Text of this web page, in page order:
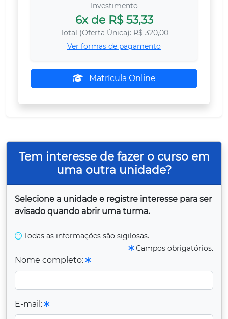
Investimento
6x de R$ 53,33
Total (Oferta Única): R$ 320,00
Ver formas de pagamento
Matrícula Online
Tem interesse de fazer o curso em
uma outra unidade?
Selecione a unidade e registre interesse para ser
avisado quando abrir uma turma.
Todas as informações são sigilosas.
Campos obrigatórios.
Nome completo:
E-mail: